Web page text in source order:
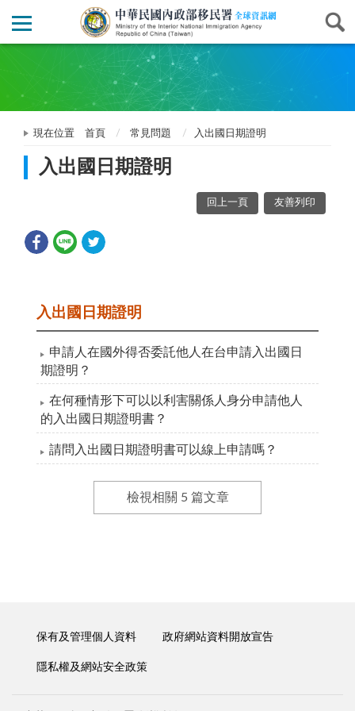
現在位置 首頁 常見問題 入出國日期證明
入出國日期證明
回上一頁 友善列印
入出國日期證明
申請人在國外得否委託他人在台申請入出國日
期證明？
在何種情形下可以以利害關係人身分申請他人
的入出國日期證明書？
請問入出國日期證明書可以線上申請嗎？
檢視相關 5 篇文章
保有及管理個人資料 政府網站資料開放宣告
隱私權及網站安全政策